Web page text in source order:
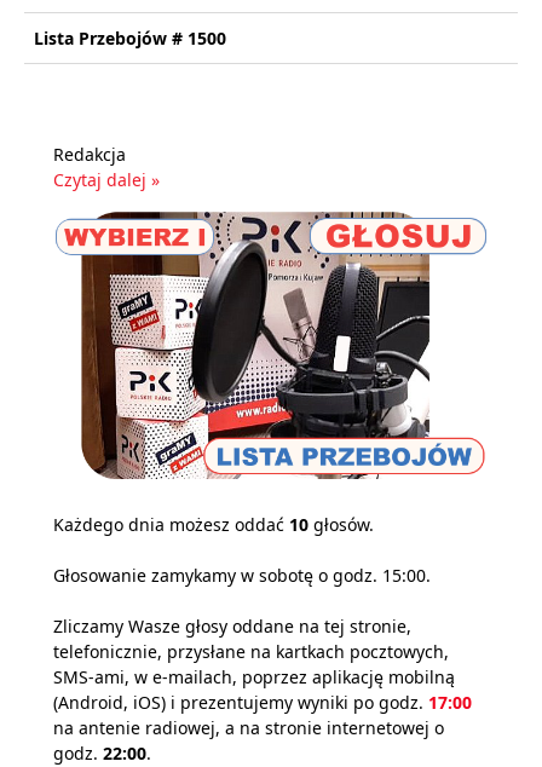
Lista Przebojów # 1500
Redakcja
Czytaj dalej »
Każdego dnia możesz oddać 10 głosów.
Głosowanie zamykamy w sobotę o godz. 15:00.
Zliczamy Wasze głosy oddane na tej stronie,
telefonicznie, przysłane na kartkach pocztowych,
SMS-ami, w e-mailach, poprzez aplikację mobilną
(Android, iOS) i prezentujemy wyniki po godz. 17:00
na antenie radiowej, a na stronie internetowej o
godz. 22:00.